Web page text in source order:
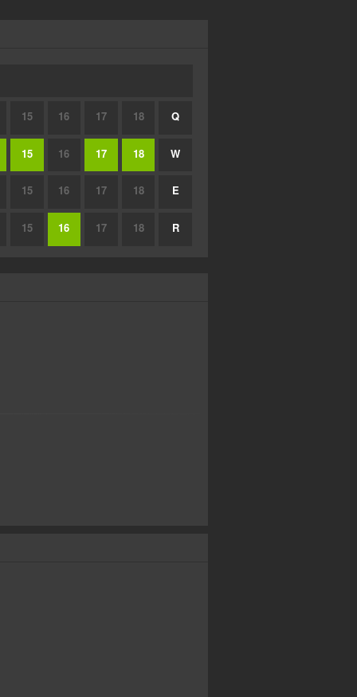
15 16 17 18 Q
15 16 17 18 W
15 16 17 18 E
15 16 17 18 R